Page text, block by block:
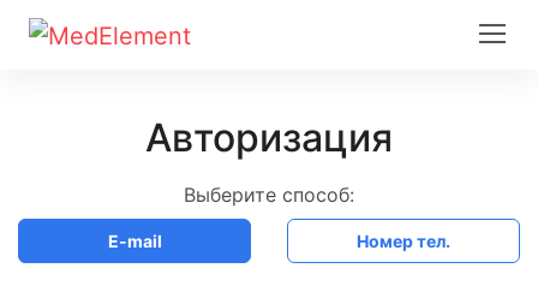
Авторизация
Выберите способ:
E-mail Номер тел.